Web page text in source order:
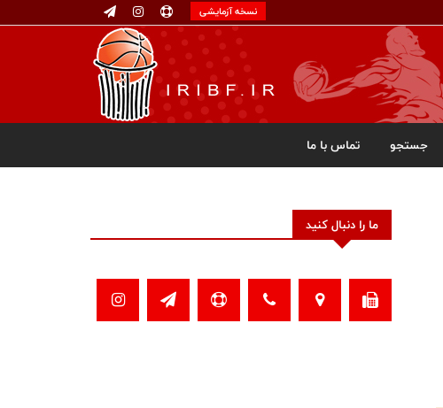
نسخه آزمایشی
جستجو تماس با ما
ما را دنبال کنید